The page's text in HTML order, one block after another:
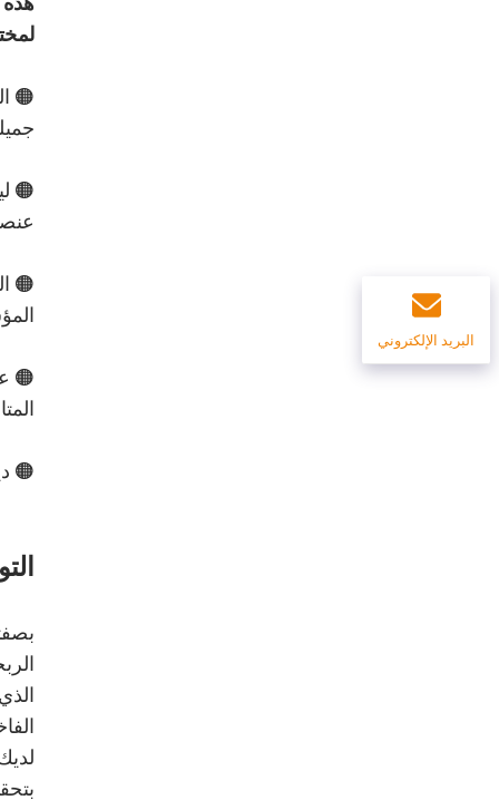
هذه
🟠
🟠
🟠
🟠
🟠
البريد الإلكتروني